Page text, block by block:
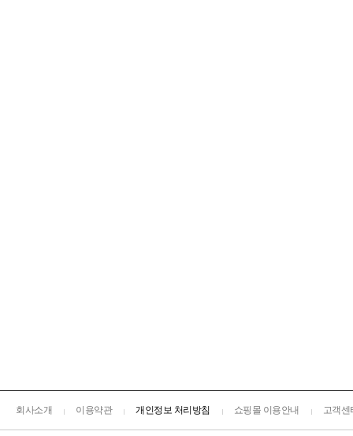
회사소개 이용약관 개인정보 처리방침 쇼핑몰 이용안내 고객센